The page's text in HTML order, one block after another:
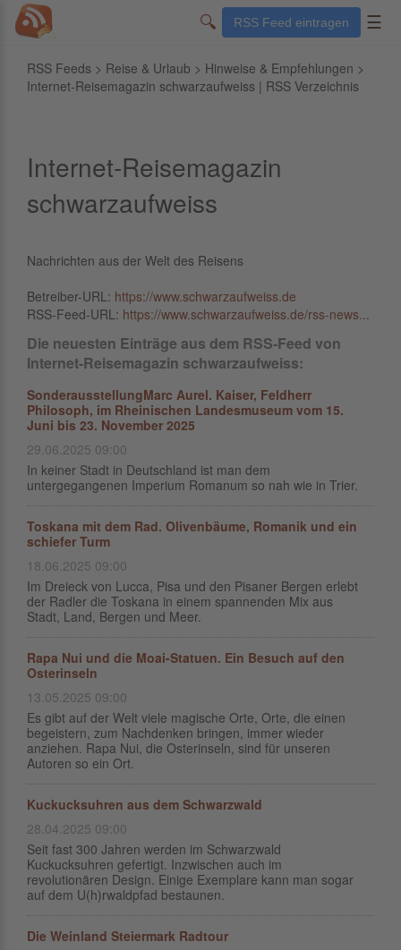
🔍 RSS Feed eintragen ☰
RSS Feeds > Reise & Urlaub > Hinweise & Empfehlungen >
Internet-Reisemagazin schwarzaufweiss | RSS Verzeichnis
Internet-Reisemagazin
schwarzaufweiss
Nachrichten aus der Welt des Reisens
Betreiber-URL: https://www.schwarzaufweiss.de
RSS-Feed-URL: https://www.schwarzaufweiss.de/rss-news...
Die neuesten Einträge aus dem RSS-Feed von
Internet-Reisemagazin schwarzaufweiss:
SonderausstellungMarc Aurel. Kaiser, Feldherr
Philosoph, im Rheinischen Landesmuseum vom 15.
Juni bis 23. November 2025
29.06.2025 09:00
In keiner Stadt in Deutschland ist man dem
untergegangenen Imperium Romanum so nah wie in Trier.
Toskana mit dem Rad. Olivenbäume, Romanik und ein
schiefer Turm
18.06.2025 09:00
Im Dreieck von Lucca, Pisa und den Pisaner Bergen erlebt
der Radler die Toskana in einem spannenden Mix aus
Stadt, Land, Bergen und Meer.
Rapa Nui und die Moai-Statuen. Ein Besuch auf den
Osterinseln
13.05.2025 09:00
Es gibt auf der Welt viele magische Orte, Orte, die einen
begeistern, zum Nachdenken bringen, immer wieder
anziehen. Rapa Nui, die Osterinseln, sind für unseren
Autoren so ein Ort.
Kuckucksuhren aus dem Schwarzwald
28.04.2025 09:00
Seit fast 300 Jahren werden im Schwarzwald
Kuckucksuhren gefertigt. Inzwischen auch im
revolutionären Design. Einige Exemplare kann man sogar
auf dem U(h)rwaldpfad bestaunen.
Die Weinland Steiermark Radtour